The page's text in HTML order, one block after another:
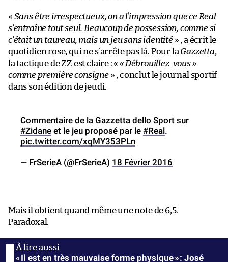
« Sans être irrespectueux, on a l’impression que ce Real
s’entraîne tout seul. Beaucoup de possession, comme si
c’était un taureau, mais un jeu sans identité» , a écrit le
quotidien rose, qui ne s’arrête pas là. Pour la Gazzetta,
la tactique de ZZ est claire : «« Débrouillez-vous »
comme première consigne» , conclut le journal sportif
dans son édition de jeudi.
Commentaire de la Gazzetta dello Sport sur
#Zidane et le jeu proposé par le #Real.
pic.twitter.com/xqMY353PLn
— FrSerieA (@FrSerieA) 18 Février 2016
Mais il obtient quand même une note de 6,5.
Paradoxal.
« Il est en très mauvaise forme physique » : José